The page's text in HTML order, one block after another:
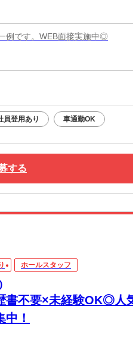
例です。WEB面接実施中◎
員登用あり 車通勤OK
する
ホールスタッフ
書不要×未経験OK◎人
！